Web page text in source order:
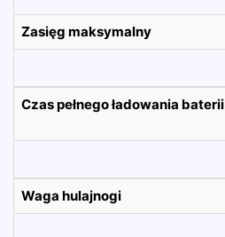
Zasięg maksymalny
Czas pełnego ładowania baterii
Waga hulajnogi